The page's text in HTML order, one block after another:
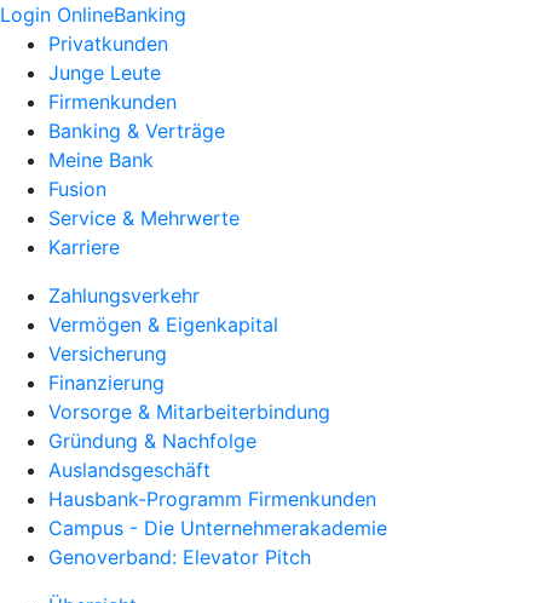
Login OnlineBanking
Privatkunden
Junge Leute
Firmenkunden
Banking & Verträge
Meine Bank
Fusion
Service & Mehrwerte
Karriere
Zahlungsverkehr
Vermögen & Eigenkapital
Versicherung
Finanzierung
Vorsorge & Mitarbeiterbindung
Gründung & Nachfolge
Auslandsgeschäft
Hausbank-Programm Firmenkunden
Campus - Die Unternehmerakademie
Genoverband: Elevator Pitch